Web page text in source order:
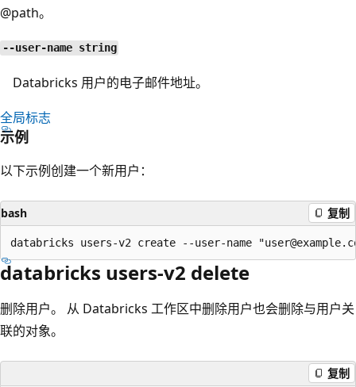
@path。
--user-name string
Databricks 用户的电子邮件地址。
全局标志
示例
以下示例创建一个新用户：
bash 复制
databricks users-v2 delete
删除用户。 从 Databricks 工作区中删除用户也会删除与用户关
联的对象。
复制